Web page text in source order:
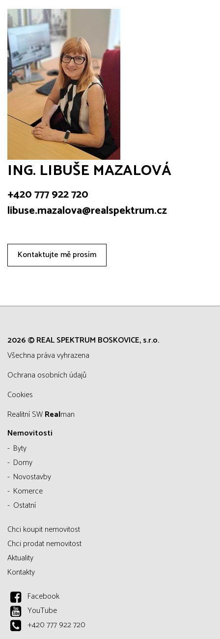
ING. LIBUŠE MAZALOVÁ
+420 777 922 720
libuse.mazalova@realspektrum.cz
Kontaktujte mě prosím
2026 © REAL SPEKTRUM BOSKOVICE, s.r.o.
všechna práva vyhrazena
Ochrana osobních údajů
Cookies
Realitní SWRealman
Nemovitosti
Byty
Domy
Novostavby
Komerce
Ostatní
Chci koupit nemovitost
Chci prodat nemovitost
Aktuality
Kontakty
Facebook
YouTube
+420 777 922 720